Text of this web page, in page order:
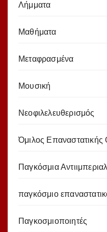
Λήμματα
Μαθήματα
Μεταφρασμένα
Μουσική
Νεοφιλελευθερισμός
Όμιλος Επαναστατικής
Παγκόσμια
παγκόσμιο
Παγκοσμιοποιητές